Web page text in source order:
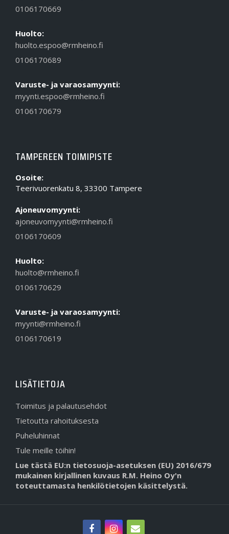
0106170669
Huolto:
huolto.espoo@rmheino.fi
0106170689
Varuste- ja varaosamyynti:
myynti.espoo@rmheino.fi
0106170679
TAMPEREEN TOIMIPISTE
Osoite:
Teerivuorenkatu 8, 33300 Tampere
Ajoneuvomyynti:
ajoneuvomyynti@rmheino.fi
0106170609
Huolto:
huolto@rmheino.fi
0106170629
Varuste- ja varaosamyynti:
myynti@rmheino.fi
0106170619
LISÄTIETOJA
Toimitus ja palautusehdot
Tietoutta rahoituksesta
Puheluhinnat
Tule meille töihin!
Lue tästä EU:n tietosuoja-asetuksen (EU) 2016/679
mukainen kirjallinen kuvaus R.M. Heino Oy'n
toteuttamasta henkilötietojen käsittelystä.